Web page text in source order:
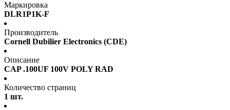
Маркировка
DLR1P1K-F
Производитель
Cornell Dubilier Electronics (CDE)
Описание
CAP .100UF 100V POLY RAD
Количество страниц
1 шт.